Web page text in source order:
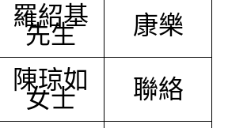
羅紹基
先生 康樂
陳琼如
女士 聯絡